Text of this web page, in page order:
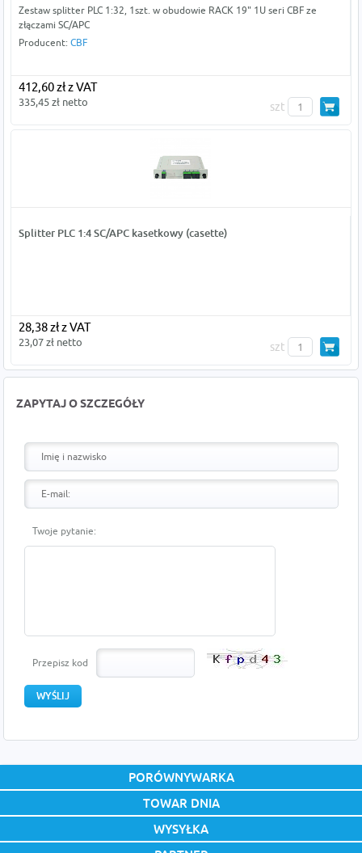
Zestaw splitter PLC 1:32, 1szt. w obudowie RACK 19" 1U seri CBF ze
złączami SC/APC
Producent: CBF
412,60 zł z VAT
335,45 zł netto szt
Splitter PLC 1:4 SC/APC kasetkowy (casette)
28,38 zł z VAT
23,07 zł netto szt
ZAPYTAJ O SZCZEGÓŁY
Twoje pytanie:
Przepisz kod
PORÓWNYWARKA
TOWAR DNIA
WYSYŁKA